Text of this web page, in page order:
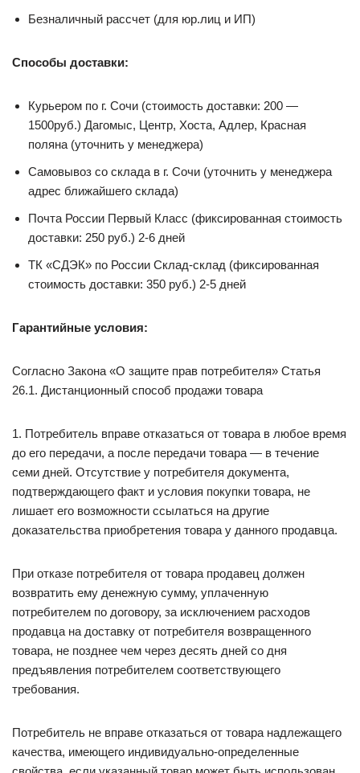
Безналичный рассчет (для юр.лиц и ИП)
Способы доставки:
Курьером по г. Сочи (стоимость доставки: 200 —
1500руб.) Дагомыс, Центр, Хоста, Адлер, Красная
поляна (уточнить у менеджера)
Самовывоз со склада в г. Сочи (уточнить у менеджера
адрес ближайшего склада)
Почта России Первый Класс (фиксированная стоимость
доставки: 250 руб.) 2-6 дней
ТК «СДЭК» по России Склад-склад (фиксированная
стоимость доставки: 350 руб.) 2-5 дней
Гарантийные условия:
Согласно Закона «О защите прав потребителя» Статья
26.1. Дистанционный способ продажи товара
1. Потребитель вправе отказаться от товара в любое время
до его передачи, а после передачи товара — в течение
семи дней. Отсутствие у потребителя документа,
подтверждающего факт и условия покупки товара, не
лишает его возможности ссылаться на другие
доказательства приобретения товара у данного продавца.
При отказе потребителя от товара продавец должен
возвратить ему денежную сумму, уплаченную
потребителем по договору, за исключением расходов
продавца на доставку от потребителя возвращенного
товара, не позднее чем через десять дней со дня
предъявления потребителем соответствующего
требования.
Потребитель не вправе отказаться от товара надлежащего
качества, имеющего индивидуально-определенные